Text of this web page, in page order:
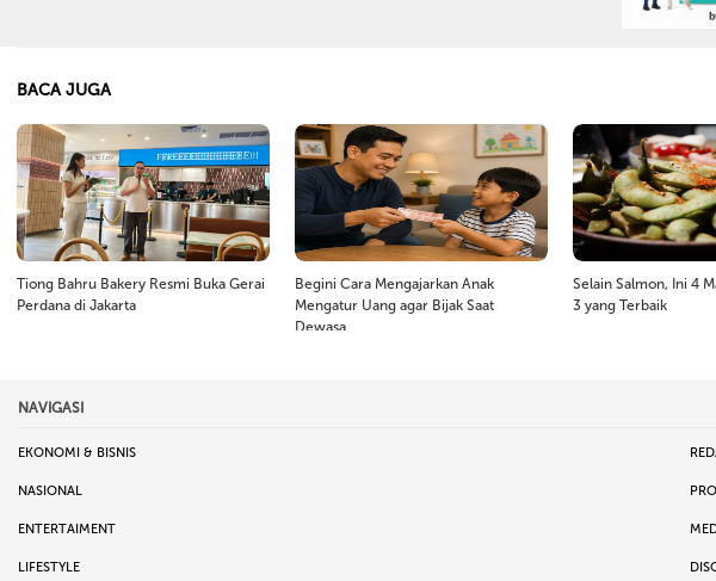
BACA JUGA
Tiong Bahru Bakery Resmi Buka Gerai
Perdana di Jakarta
Begini Cara Mengajarkan Anak
Mengatur Uang agar Bijak Saat
Dewasa
Selain Salmon, Ini 4
3 yang Terbaik
NAVIGASI
EKONOMI & BISNIS
NASIONAL
ENTERTAIMENT
LIFESTYLE